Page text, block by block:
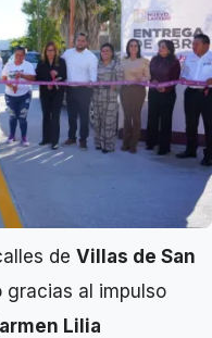
de Villas de San
gracias al impulso
Lilia